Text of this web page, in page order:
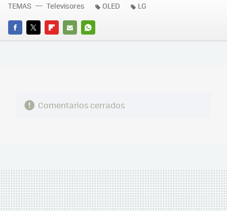
FACEBOOK
TWITTERFLIPBOARD
E-
WHATSAPP
TEMAS Televisores OLED LG
Comentarios cerrados